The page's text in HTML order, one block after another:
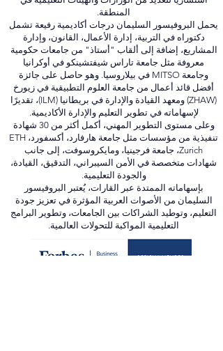
في زيورخ – إحدى أكبر المؤسسات التعليمية الخاصة في
سويسرا. ومنذ عام 2014، يشارك في مشاريع تطوير
واعتماد جامعات في دول عربية وآسيوية، كما يلعب دورًا
استشاريًا للعديد من الوزارات والهيئات التعليمية في
المنطقة.
يحمل البروفيسور السليمان درجات أكاديمية رفيعة تشمل
دكتوراه في التربية، إدارة الأعمال، القانون، وإدارة
المشاريع، إضافة إلى ألقاب "أستاذ" من جامعات حكومية
معروفة مثل جامعة تاراس شيفتشينكو في أوكرانيا
وجامعة MITSO في بيلاروسيا. وهو حاصل على جائزة
أفضل قائد أعمال من جامعة العلوم التطبيقية في زيورخ
(ZHAW) ومعهد القيادة والإدارة في بريطانيا (ILM)، تقديرًا
لإسهاماته في تطوير التعليم والإدارة الأكاديمية.
وعلى مستوى التطوير المهني، أكمل أكثر من 30 شهادة
Zurich، جامعة فرجينيا، ومايكروسوفت، إلى جانب
شهادات متخصصة في الأمن السيبراني، التدقيق، القيادة،
والجودة التعليمية.
بإسهاماته الممتدة عبر القارات، يُعتبر البروفيسور
التعليم، وتوطيد الشراكات بين الجامعات، وتطوير البرامج